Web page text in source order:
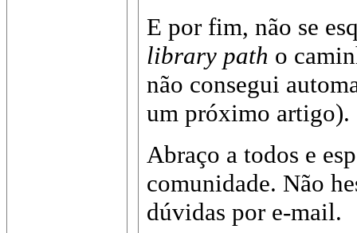
E por fim, não se
library path o
não consegui
um próximo artigo).
Abraço a todos e
comunidade. Não
dúvidas por e-mail.